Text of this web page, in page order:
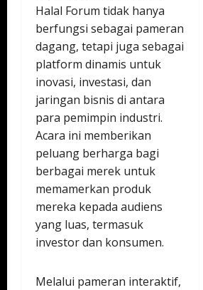
Halal Forum tidak hanya
berfungsi sebagai pameran
dagang, tetapi juga sebagai
platform dinamis untuk
inovasi, investasi, dan
jaringan bisnis di antara
para pemimpin industri.
Acara ini memberikan
peluang berharga bagi
berbagai merek untuk
memamerkan produk
mereka kepada audiens
yang luas, termasuk
investor dan konsumen.
Melalui pameran interaktif,